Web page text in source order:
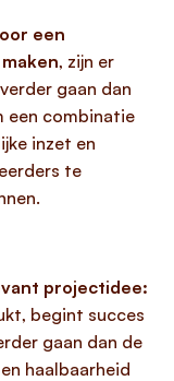
een
, zijn er
gaan dan
een combinatie
inzet en
te
projectidee:
begint succes
gaan dan de
haalbaarheid